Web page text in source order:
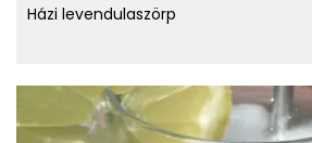
Házi levendulaszörp